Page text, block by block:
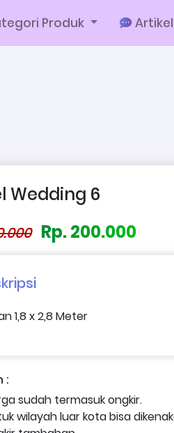
Produk Artikel
Wedding 6
Rp. 200.000
1,8 x 2,8 Meter
:
sudah termasuk ongkir.
wilayah luar kota bisa